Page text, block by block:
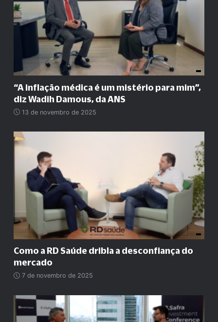
“A inflação médica é um mistério para mim”,
diz Wadih Damous, da ANS
13 de novembro de 2025
Como a RD Saúde dribla a desconfiança do
mercado
7 de novembro de 2025